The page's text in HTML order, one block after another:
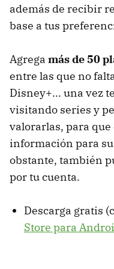
además de recibir
base a tus
Agrega más de 50
entre las que no
Disney+... una vez
visitando series y
valorarlas, para
información para
obstante, también
por tu cuenta.
Descarga gratis
Store para